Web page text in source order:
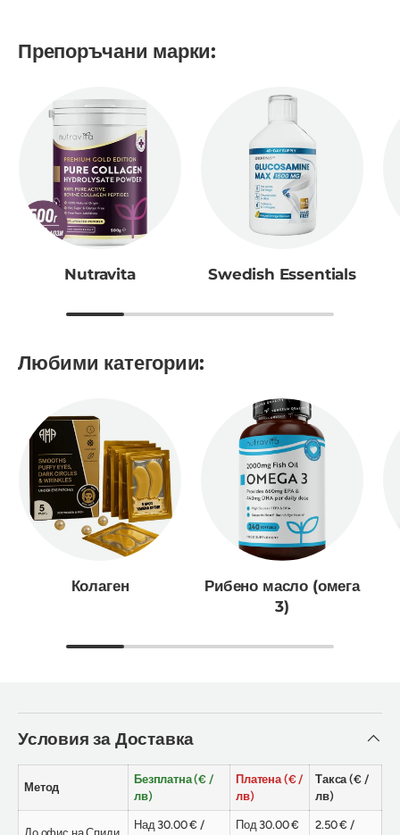
Препоръчани марки:
Nutravita Swedish Essentials
Любими категории:
Колаген
Рибено масло (омега
3)
Условия за Доставка
Метод
Безплатна (€ /
лв)
Платена (€ /
лв)
Такса (€ /
лв)
Над 30.00 € /
Под 30.00 €
2.50 € /